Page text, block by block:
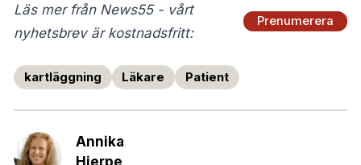
Läs mer från News55 - vårt
nyhetsbrev är kostnadsfritt:
Prenumerera
kartläggning Läkare Patient
Annika
Hjerpe